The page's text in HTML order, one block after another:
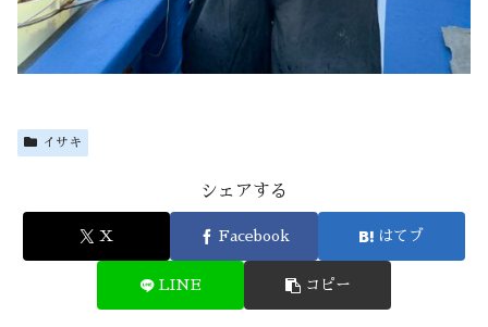
イサキ
シェアする
X Facebook はてブ
LINE コピー